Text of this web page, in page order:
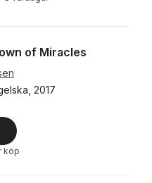
of Miracles
2017
köp